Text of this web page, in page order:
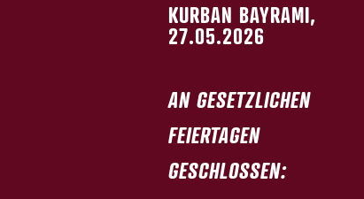
KURBAN BAYRAMI,
27.05.2026
AN GESETZLICHEN
FEIERTAGEN
GESCHLOSSEN: